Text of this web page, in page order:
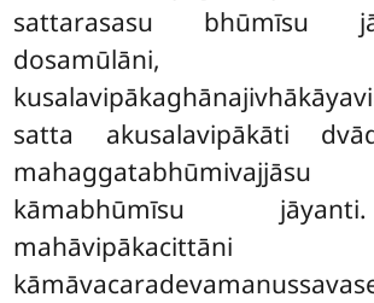
sattarasasu bhūmīsu
dosamūlāni,
satta akusalavipākāti
mahaggatabhūmivajjāsu
kāmabhūmīsu
mahāvipākacittāni